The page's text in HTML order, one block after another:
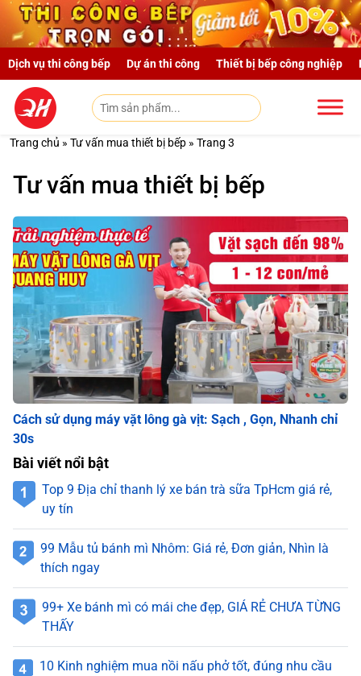
Skip to main content
Dịch vụ thi công bếp Dự án thi công Thiết bị bếp công nghiệp
Trang chủ » Tư vấn mua thiết bị bếp » Trang 3
Tư vấn mua thiết bị bếp
Cách sử dụng máy vặt lông gà vịt: Sạch , Gọn, Nhanh chỉ
30s
Bài viết nổi bật
Top 9 Địa chỉ thanh lý xe bán trà sữa TpHcm giá rẻ,
uy tín
99 Mẫu tủ bánh mì Nhôm: Giá rẻ, Đơn giản, Nhìn là
thích ngay
99+ Xe bánh mì có mái che đẹp, GIÁ RẺ CHƯA TỪNG
THẤY
10 Kinh nghiệm mua nồi nấu phở tốt, đúng nhu cầu